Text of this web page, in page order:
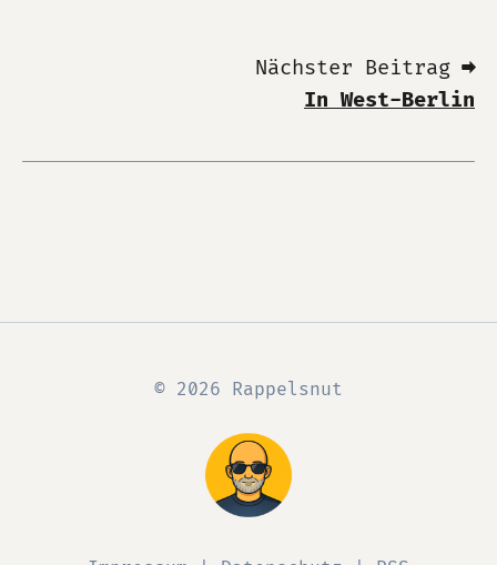
Nächster Beitrag ➡
In West-Berlin
© 2026 Rappelsnut